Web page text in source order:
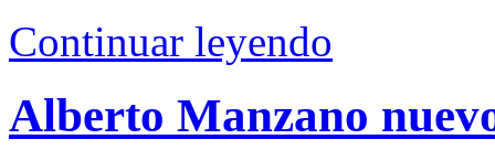
Continuar leyendo
Alberto Manzano